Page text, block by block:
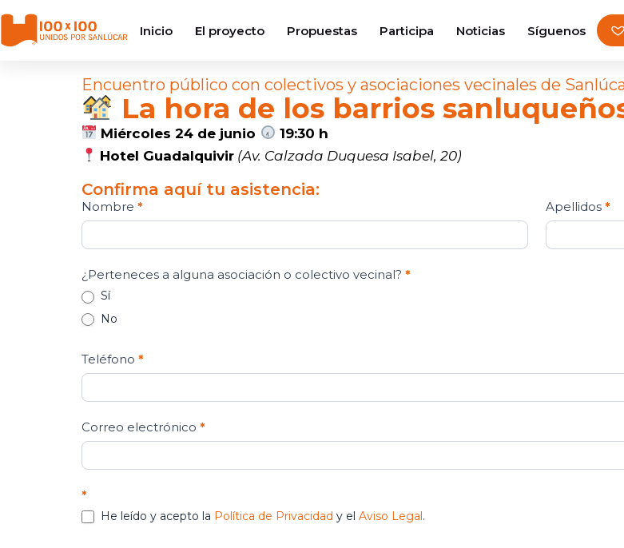
Inicio El proyecto Propuestas Participa Noticias Síguenos
Encuentro público con colectivos y asociaciones vecinales de
La hora de los barrios
Miércoles 24 de junio
19:30 h
Hotel Guadalquivir (Av. Calzada Duquesa Isabel, 20)
Confirma aquí tu asistencia:
Encuentro
vecinales
(24/06/2026)
Nombre * Apellidos*
¿Perteneces a alguna asociación o colectivo vecinal? *
Sí
No
Teléfono *
Correo electrónico *
*
He leído y acepto la Política de Privacidad y el Aviso Legal.